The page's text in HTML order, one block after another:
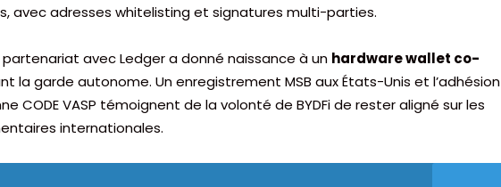
avec adresses whitelisting et signatures multi-parties.
partenariat avec Ledger a donné naissance à un hardware wallet co-
la garde autonome. Un enregistrement MSB aux États-Unis et l’adhésion
CODE VASP témoignent de la volonté de BYDFi de rester aligné sur les
internationales.